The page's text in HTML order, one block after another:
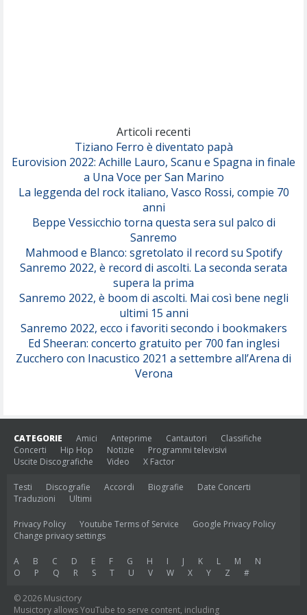
Serenamente
Articoli recenti
Tiziano Ferro è diventato papà
Eurovision 2022: Achille Lauro, Scanu e Spagna in finale
a Una Voce per San Marino
La leggenda del rock italiano, Vasco Rossi, compie 70
anni
Beppe Vessicchio torna questa sera sul palco di
Sanremo
Mahmood e Blanco: sgretolato il record su Spotify
Sanremo 2022, è record di ascolti. La seconda serata
supera la prima
Sanremo 2022, è boom di ascolti. Mai così bene negli
ultimi 15 anni
Sanremo 2022, ecco i favoriti secondo i bookmakers
Ed Sheeran: concerto gratuito per 700 fan inglesi
Zucchero con Inacustico 2021 a settembre all’Arena di
Verona
CATEGORIE Amici Anteprime Cantautori
Classifiche
Concerti
Hip Hop Notizie
Programmi televisivi
Uscite Discografiche
Video X Factor
Testi Discografie Accordi Biografie
Date Concerti
Traduzioni
Ultimi
Privacy Policy Youtube Terms of Service
Google Privacy Policy
Change privacy settings
A B C D E F G H I J K L M
N
O
P Q R S T U V W X Y Z #
© 2026 Musictory
Musictory allows YouTube to serve content, including